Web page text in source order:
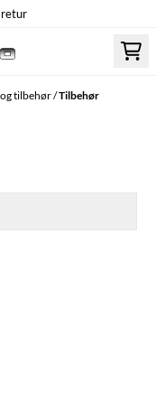
retur
tilbehør/Tilbehør